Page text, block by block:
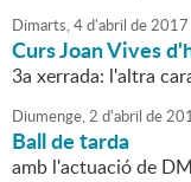
Dimarts,4d'abril de2017
Curs Joan Vives
3a xerrada: l'altra
Diumenge,2 d'abril de
Ball de tarda
amb l'actuació de